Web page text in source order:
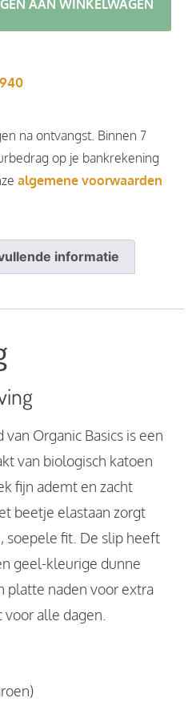
AAN WINKELWAGEN
na ontvangst. Binnen 7
op je bankrekening
algemene voorwaarden
informatie
Organic Basics is een
van biologisch katoen
fijn ademt en zacht
beetje elastaan zorgt
soepele fit. De slip heeft
geel-kleurige dunne
platte naden voor extra
alle dagen.